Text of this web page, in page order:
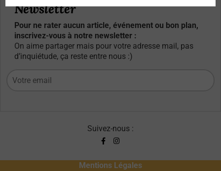
Newsletter
Pour ne rater aucun article, événement ou bon plan,
inscrivez-vous à notre newsletter :
On aime partager mais pour votre adresse mail, pas
d’inquiétude, ça reste entre nous :)
Suivez-nous :
Mentions Légales